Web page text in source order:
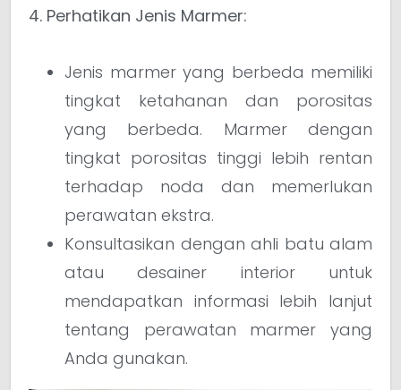
4. Perhatikan Jenis Marmer:
Jenis marmer yang berbeda memiliki
tingkat ketahanan dan porositas
yang berbeda. Marmer dengan
tingkat porositas tinggi lebih rentan
terhadap noda dan memerlukan
perawatan ekstra.
Konsultasikan dengan ahli batu alam
atau desainer interior untuk
mendapatkan informasi lebih lanjut
tentang perawatan marmer yang
Anda gunakan.